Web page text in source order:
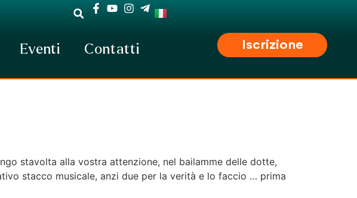
Eventi Contatti Iscrizione
stavolta alla vostra attenzione, nel bailamme delle dotte,
stacco musicale, anzi due per la verità e lo faccio … prima